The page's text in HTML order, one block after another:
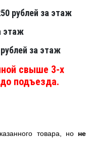
рублей за этаж
этаж
за этаж
свыше 3-х
подъезда.
товара, но не